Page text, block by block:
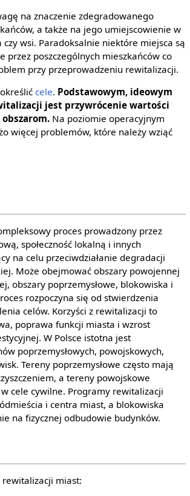
na znaczenie zdegradowanego
a także na jego umiejscowienie w
wsi. Paradoksalnie niektóre miejsca są
przez poszczególnych mieszkańców co
przy przeprowadzeniu rewitalizacji.
cele. Podstawowym, ideowym
jest przywrócenie wartości
Na poziomie operacyjnym
więcej problemów, które należy wziąć
proces prowadzony przez
społeczność lokalną i innych
na celu przeciwdziałanie degradacji
Może obejmować obszary powojennej
obszary poprzemysłowe, blokowiska i
rozpoczyna się od stwierdzenia
celów. Korzyści z rewitalizacji to
poprawa funkcji miasta i wzrost
W Polsce istotna jest
poprzemysłowych, powojskowych,
Tereny poprzemysłowe często mają
a tereny powojskowe
w cele cywilne. Programy rewitalizacji
i centra miast, a blokowiska
na fizycznej odbudowie budynków.
rewitalizacji miast: